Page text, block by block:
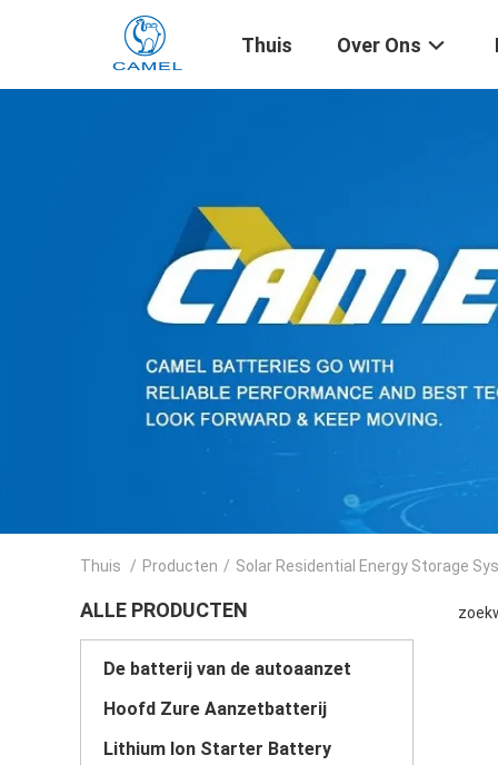
Thuis Over Ons
Thuis / Producten / Solar Residential Energy Storage
ALLE PRODUCTEN
De batterij van de autoaanzet
Hoofd Zure Aanzetbatterij
Lithium Ion Starter Battery